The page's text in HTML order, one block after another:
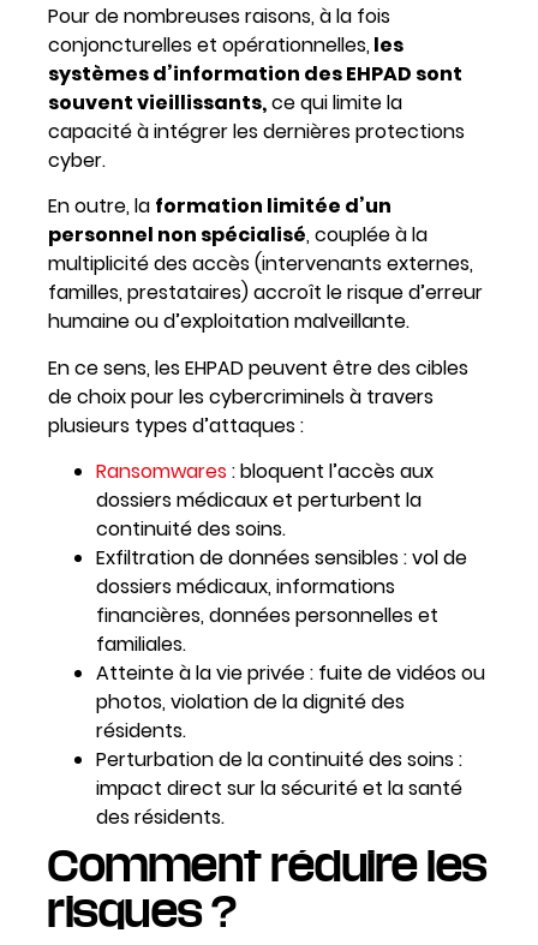
Pour de nombreuses raisons, à la fois
conjoncturelles et opérationnelles,les
systèmes d’information des EHPAD sont
souvent vieillissants,ce qui limite la
capacité à intégrer les dernières protections
cyber.
En outre, la formation limitée d’un
personnel non spécialisé, couplée à la
multiplicité des accès (intervenants externes,
familles, prestataires) accroît le risque d’erreur
humaine ou d’exploitation malveillante.
En ce sens, les EHPAD peuvent être des cibles
de choix pour les cybercriminels à travers
plusieurs types d’attaques :
Ransomwares: bloquent l’accès aux
dossiers médicaux et perturbent la
continuité des soins.
Exfiltration de données sensibles : vol de
dossiers médicaux, informations
financières, données personnelles et
familiales.
Atteinte à la vie privée : fuite de vidéos ou
photos, violation de la dignité des
résidents.
Perturbation de la continuité des soins :
impact direct sur la sécurité et la santé
des résidents.
Comment réduire les
risques ?